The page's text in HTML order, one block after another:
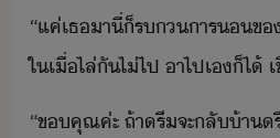
“​แค่​เธ​าี​่​็​ร​าร​​ข
ใเื่​ไล่​ั​ไ่​ไป​ ​า​ไป​เ​็ไ
“​ขคุณ​ค่ะ​ ​ถ้า​รี​จะ​ลั้า​